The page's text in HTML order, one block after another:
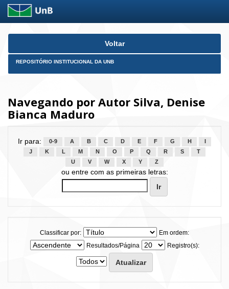
Skip
Voltar
REPOSITÓRIO INSTITUCIONAL DA UNB
Navegando por Autor Silva, Denise
Bianca Maduro
Ir para: 0-9 A B C D E F G H
J
K L M N O P Q R S
T
U
V W X Y Z
ou entre com as primeiras letras:
Classificar por:
Em ordem:
Resultados/Página
Registro(s):